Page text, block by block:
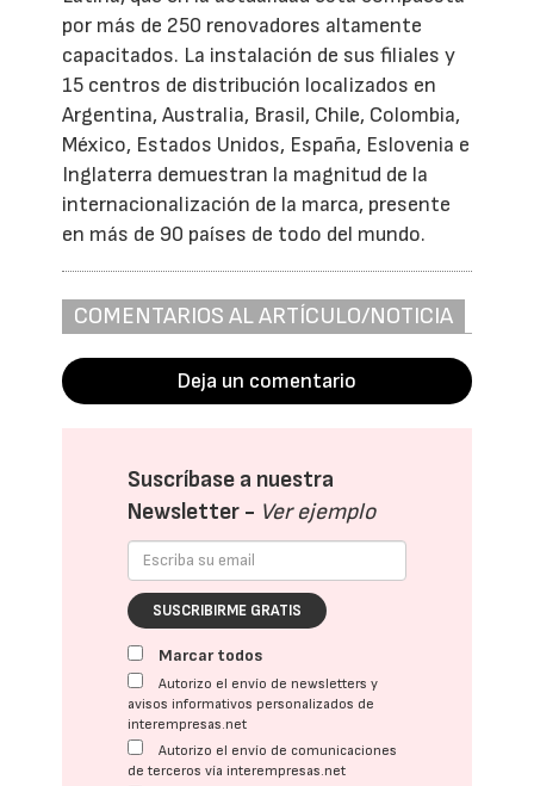
por más de 250 renovadores altamente
capacitados. La instalación de sus filiales y
15 centros de distribución localizados en
Argentina, Australia, Brasil, Chile, Colombia,
México, Estados Unidos, España, Eslovenia e
Inglaterra demuestran la magnitud de la
internacionalización de la marca, presente
en más de 90 países de todo del mundo.
COMENTARIOS AL ARTÍCULO/NOTICIA
Deja un comentario
Suscríbase a nuestra
Newsletter - Ver ejemplo
SUSCRIBIRME GRATIS
Marcar todos
Autorizo el envío de newsletters y
avisos informativos personalizados de
interempresas.net
Autorizo el envío de comunicaciones
de terceros vía interempresas.net